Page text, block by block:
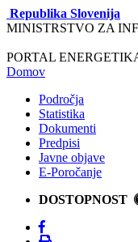
Republika Slovenija
MINISTRSTVO ZA
PORTAL
Domov
Področja
Statistika
Dokumenti
Predpisi
Javne objave
E-Poročanje
DOSTOPNOST